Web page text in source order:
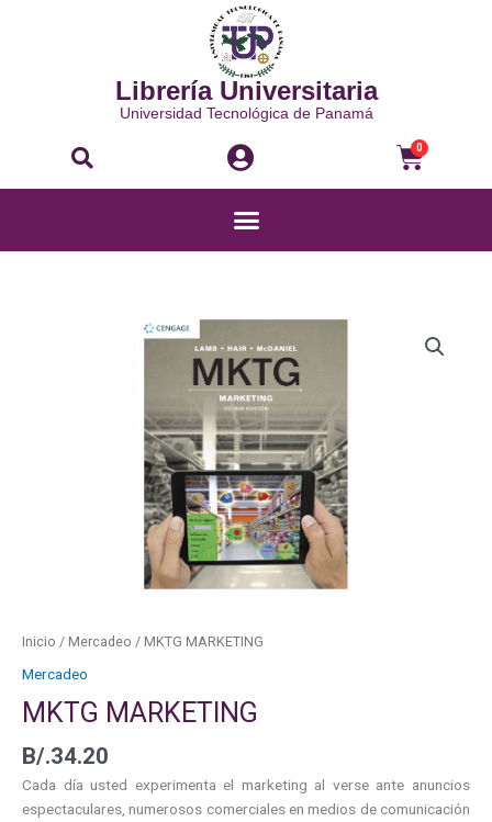
Librería Universitaria
Universidad Tecnológica de Panamá
Buscar 0
Menú
Inicio / Mercadeo / MKTG MARKETING
Mercadeo
MKTG MARKETING
B/.34.20
Cada día usted experimenta el marketing al verse ante anuncios
espectaculares, numerosos comerciales en medios de comunicación